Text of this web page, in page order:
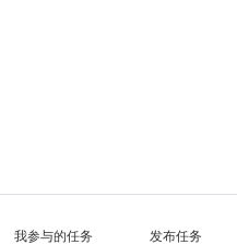
我参与的任务 发布任务